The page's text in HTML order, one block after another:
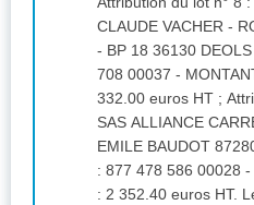
CLAUDE VACHER -
- BP 18 36130
708 00037 -
332.00 euros HT ; Attribution du lot n° 9 :
SAS ALLIANCE
EMILE BAUDOT
: 877 478 586 00028
: 2 352.40 euros HT. Les lots n°5-6 et 7